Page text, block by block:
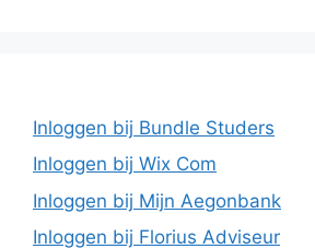
Inloggen bij Bundle Studers
Inloggen bij Wix Com
Inloggen bij Mijn Aegonbank
Inloggen bij Florius Adviseur